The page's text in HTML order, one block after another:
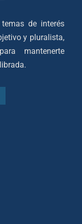
de interés
y pluralista,
mantenerte